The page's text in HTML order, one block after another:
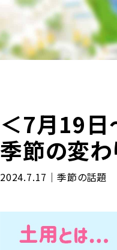
＜7月19日
季節の変わ
2024.7.17｜季節の話題